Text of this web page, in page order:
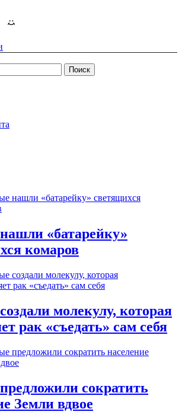
«батарейку»
комаров
молекулу, которая
рак «съедать» сам себя
сократить
Земли вдвое